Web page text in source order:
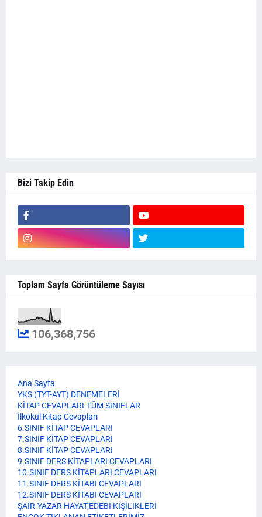
Bizi Takip Edin
Toplam Sayfa Görüntüleme Sayısı
106,368,756
Ana Sayfa
YKS (TYT-AYT) DENEMELERİ
KİTAP CEVAPLARI-TÜM SINIFLAR
İlkokul Kitap Cevapları
6.SINIF KİTAP CEVAPLARI
7.SINIF KİTAP CEVAPLARI
8.SINIF KİTAP CEVAPLARI
9.SINIF DERS KİTAPLARI CEVAPLARI
10.SINIF DERS KİTAPLARI CEVAPLARI
11.SINIF DERS KİTABI CEVAPLARI
12.SINIF DERS KİTABI CEVAPLARI
ŞAİR-YAZAR HAYAT,EDEBİ KİŞİLİKLERİ